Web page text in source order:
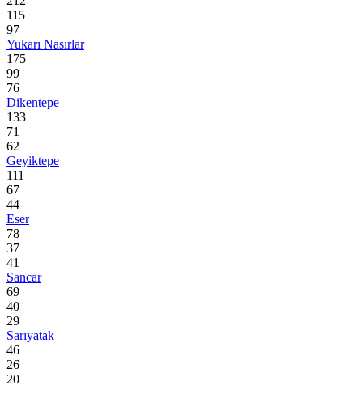
115
97
Yukarı Nasırlar
175
99
76
Dikentepe
133
71
62
Geyiktepe
111
67
44
Eser
78
37
41
Sancar
69
40
29
Sarıyatak
46
26
20